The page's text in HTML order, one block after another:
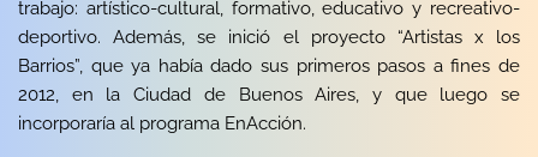
trabajo: artístico-cultural, formativo, educativo y recreativo-
deportivo. Además, se inició el proyecto “Artistas x los
Barrios”, que ya había dado sus primeros pasos a fines de
2012, en la Ciudad de Buenos Aires, y que luego se
incorporaría al programa EnAcción.